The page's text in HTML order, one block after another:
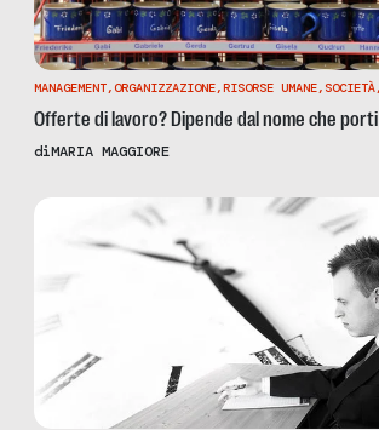
MANAGEMENT,ORGANIZZAZIONE,RISORSE UMANE, SOCIETÀ,
Offerte di lavoro? Dipende dal nome che porti
diMARIA MAGGIORE